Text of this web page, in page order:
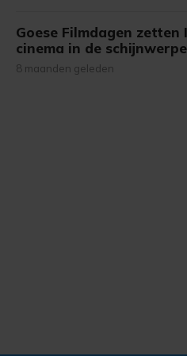
Goese Filmdagen zetten
cinema in de
8 maanden geleden